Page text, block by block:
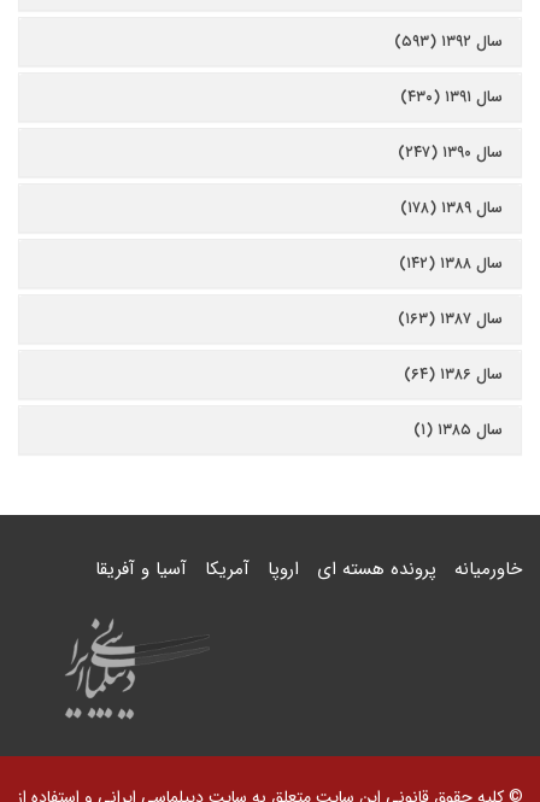
سال ۱۳۹۲ (۵۹۳)
سال ۱۳۹۱ (۴۳۰)
سال ۱۳۹۰ (۲۴۷)
سال ۱۳۸۹ (۱۷۸)
سال ۱۳۸۸ (۱۴۲)
سال ۱۳۸۷ (۱۶۳)
سال ۱۳۸۶ (۶۴)
سال ۱۳۸۵ (۱)
خاورمیانه پرونده هسته ای اروپا آمریکا آسیا و آفریقا